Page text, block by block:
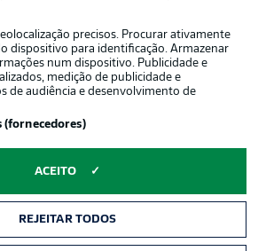
Aviso de privacidade
precisos. Procurar ativamente
dispositivo para identificação. Armazenar
num dispositivo. Publicidade e
medição de publicidade e
de audiência e desenvolvimento de
(fornecedores)
ACEITO
REJEITAR TODOS